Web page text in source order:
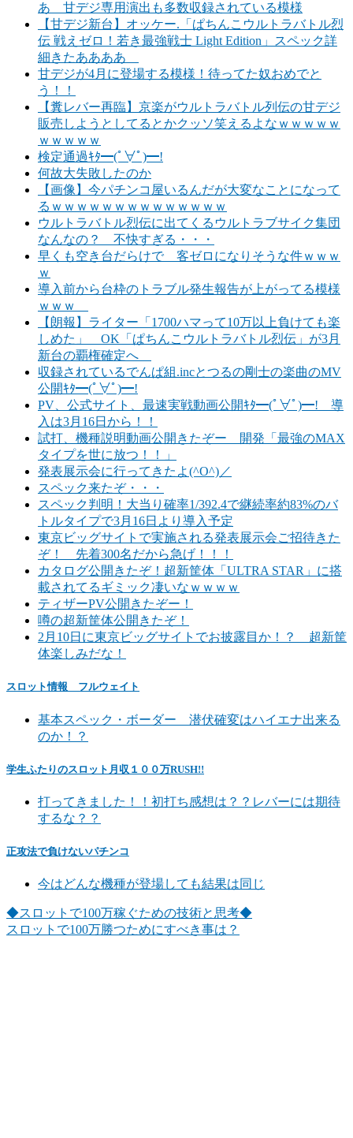
あ 甘デジ専用演出も多数収録されている模様
【甘デジ新台】オッケー.「ぱちんこウルトラバトル烈
伝 戦えゼロ！若き最強戦士 Light Edition」スペック詳
細きたああああ
甘デジが4月に登場する模様！待ってた奴おめでと
う！！
【糞レバー再臨】京楽がウルトラバトル列伝の甘デジ
販売しようとしてるとかクッソ笑えるよなｗｗｗｗｗ
ｗｗｗｗｗ
検定通過ｷﾀ━(ﾟ∀ﾟ)━!
何故大失敗したのか
【画像】今パチンコ屋いるんだが大変なことになって
るｗｗｗｗｗｗｗｗｗｗｗｗｗｗ
ウルトラバトル烈伝に出てくるウルトラブサイク集団
なんなの？ 不快すぎる・・・
早くも空き台だらけで 客ゼロになりそうな件ｗｗｗ
ｗ
導入前から台枠のトラブル発生報告が上がってる模様
ｗｗｗ
【朗報】ライター「1700ハマって10万以上負けても楽
しめた」 OK「ぱちんこウルトラバトル烈伝」が3月
新台の覇権確定へ
収録されているでんぱ組.incとつるの剛士の楽曲のMV
公開ｷﾀ━(ﾟ∀ﾟ)━!
PV、公式サイト、最速実戦動画公開ｷﾀ━(ﾟ∀ﾟ)━! 導
入は3月16日から！！
試打、機種説明動画公開きたぞー 開発「最強のMAX
タイプを世に放つ！！」
発表展示会に行ってきたよ(^O^)／
スペック来たぞ・・・
スペック判明！大当り確率1/392.4で継続率約83%のバ
トルタイプで3月16日より導入予定
東京ビッグサイトで実施される発表展示会ご招待きた
ぞ！ 先着300名だから急げ！！！
カタログ公開きたぞ！超新筐体「ULTRA STAR」に搭
載されてるギミック凄いなｗｗｗｗ
ティザーPV公開きたぞー！
噂の超新筐体公開きたぞ！
2月10日に東京ビッグサイトでお披露目か！？ 超新筐
体楽しみだな！
スロット情報 フルウェイト
基本スペック・ボーダー 潜伏確変はハイエナ出来る
のか！？
学生ふたりのスロット月収１００万RUSH!!
打ってきました！！初打ち感想は？？レバーには期待
するな？？
正攻法で負けないパチンコ
今はどんな機種が登場しても結果は同じ
◆スロットで100万稼ぐための技術と思考◆
スロットで100万勝つためにすべき事は？